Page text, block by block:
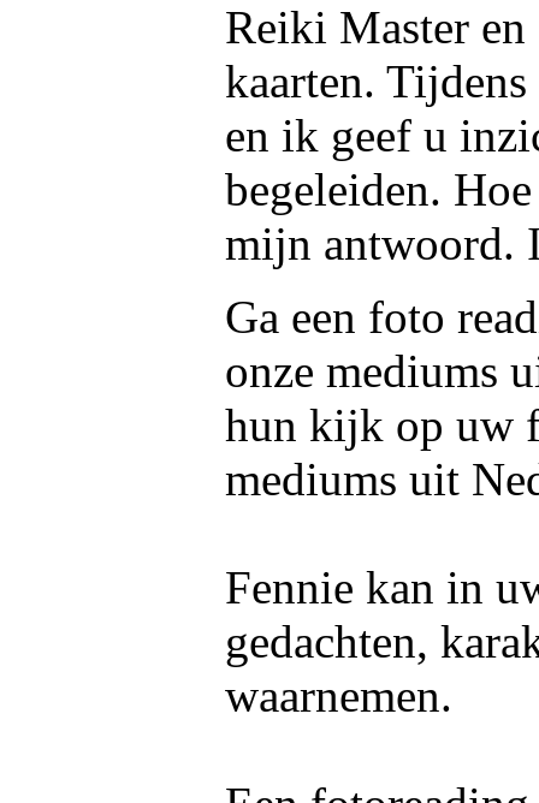
Reiki Master
kaarten.
en ik geef u
begeleiden.
mijn antwoord.
Ga een foto
onze mediums
hun kijk op uw
mediums uit
Fennie kan in
gedachten,
waarnemen.